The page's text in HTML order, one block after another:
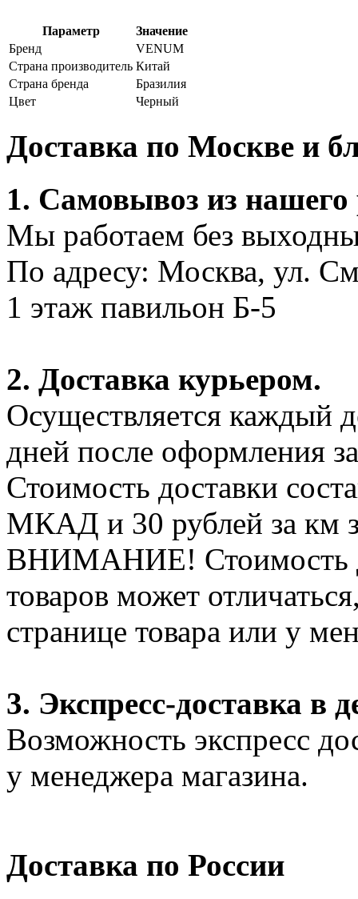
Параметр
Значение
Бренд
VENUM
Страна производитель Китай
Страна бренда
Бразилия
Цвет
Черный
Доставка по Москве и
1. Самовывоз из нашего
Мы работаем без
По адресу: Москва, ул.
1 этаж павильон Б-5
2. Доставка курьером.
Осуществляется каждый
дней после оформления
Стоимость доставки
МКАД и 30 рублей за км
ВНИМАНИЕ! Стоимость
товаров может
странице товара или у
3. Экспресс-доставка в
Возможность экспресс
у менеджера магазина.
Доставка по России